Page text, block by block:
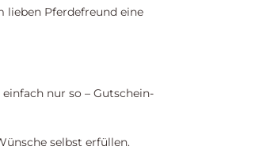
lieben Pferdefreund eine
nur so – Gutschein-
selbst erfüllen.